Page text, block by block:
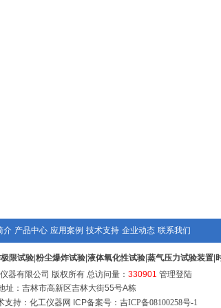
介 产品中心 应用案例 技术支持 企业动态 联系我们
限试验 粉尘爆炸试验 液体氧化性试验 蒸气压力试验装置
器有限公司 版权所有 总访问量： 330901 管理登陆
址：吉林市高新区吉林大街55号A栋
支持：化工仪器网 ICP备案号： 吉ICP备08100258号-1